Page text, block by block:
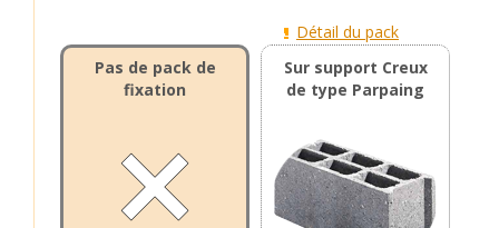
Pas de pack de
fixation
Détail du pack
Sur support Creux
de type Parpaing